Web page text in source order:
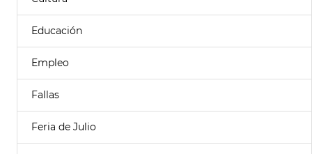
Educación
Empleo
Fallas
Feria de Julio